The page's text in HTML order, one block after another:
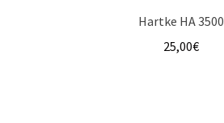
Hartke HA 3500
25,00€